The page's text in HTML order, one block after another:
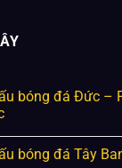
bóng đá Đức –
bóng đá Tây